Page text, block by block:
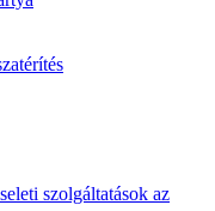
szolgáltatások az